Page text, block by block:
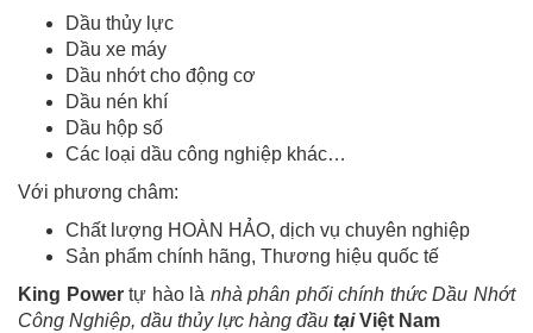
Dầu thủy lực
Dầu xe máy
Dầu nhớt cho động cơ
Dầu nén khí
Dầu hộp số
Các loại dầu công nghiệp khác…
Với phương châm:
Chất lượng HOÀN HẢO, dịch vụ chuyên nghiệp
Sản phẩm chính hãng, Thương hiệu quốc tế
King Powertự hào là nhà phân phối chính thức Dầu Nhớt
Công Nghiệp, dầu thủy lực hàng đầu tạiViệt Nam